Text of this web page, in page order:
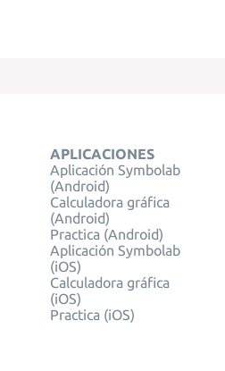
APLICACIONES
Aplicación Symbolab
(Android)
Calculadora gráfica
(Android)
Practica (Android)
Aplicación Symbolab
(iOS)
Calculadora gráfica
(iOS)
Practica (iOS)